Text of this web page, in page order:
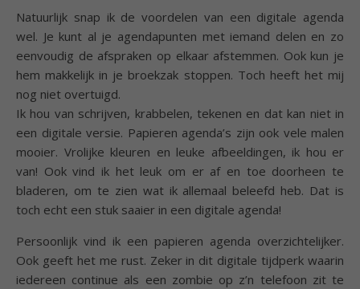
Natuurlijk snap ik de voordelen van een digitale agenda
wel. Je kunt al je agendapunten met iemand delen en zo
eenvoudig de afspraken op elkaar afstemmen. Ook kun je
hem makkelijk in je broekzak stoppen. Toch heeft het mij
nog niet overtuigd.
Ik hou van schrijven, krabbelen, tekenen en dat kan niet in
een digitale versie. Papieren agenda’s zijn ook vele malen
mooier. Vrolijke kleuren en leuke afbeeldingen, ik hou er
van! Ook vind ik het leuk om er af en toe doorheen te
bladeren, om te zien wat ik allemaal beleefd heb. Dat is
toch echt een stuk saaier in een digitale agenda!
Persoonlijk vind ik een papieren agenda overzichtelijker.
Ook geeft het me rust. Zeker in dit digitale tijdperk waarin
iedereen continue als een zombie op z’n telefoon zit te